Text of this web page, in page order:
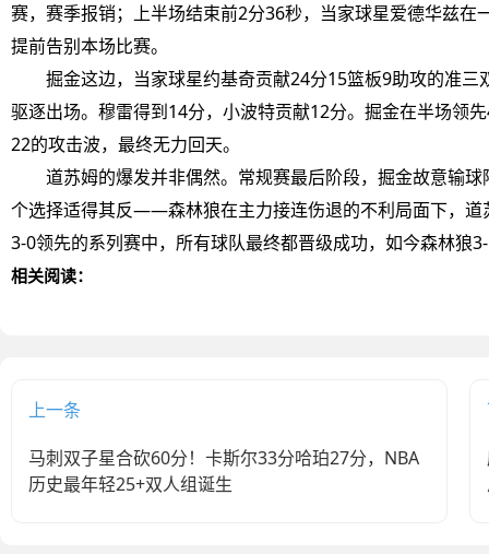
赛，赛季报销；上半场结束前2分36秒，当家球星爱德华兹
提前告别本场比赛。
掘金这边，当家球星约基奇贡献24分15篮板9助攻的准
驱逐出场。穆雷得到14分，小波特贡献12分。掘金在半场领
22的攻击波，最终无力回天。
道苏姆的爆发并非偶然。常规赛最后阶段，掘金故意输
个选择适得其反——森林狼在主力接连伤退的不利局面下，道
3-0领先的系列赛中，所有球队最终都晋级成功，如今森林狼
相关阅读：
上一条
马刺双子星合砍60分！卡斯尔33分哈珀27分，NBA
历史最年轻25+双人组诞生